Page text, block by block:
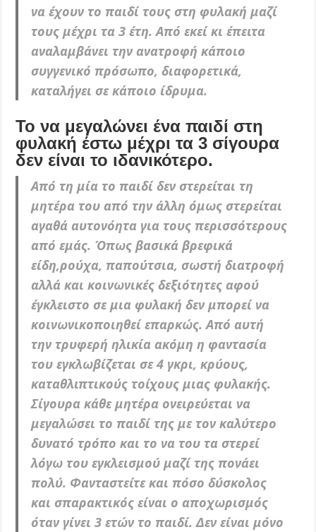
να έχουν το παιδί τους στη φυλακή μαζί
τους μέχρι τα 3 έτη. Από εκεί κι έπειτα
αναλαμβάνει την ανατροφή κάποιο
συγγενικό πρόσωπο, διαφορετικά,
καταλήγει σε κάποιο ίδρυμα.
Το να μεγαλώνει ένα παιδί στη
φυλακή έστω μέχρι τα 3 σίγουρα
δεν είναι το ιδανικότερο.
Από τη μία το παιδί δεν στερείται τη
μητέρα του από την άλλη όμως στερείται
αγαθά αυτονόητα για τους περισσότερους
από εμάς. Όπως βασικά βρεφικά
είδη,ρούχα, παπούτσια, σωστή διατροφή
αλλά και κοινωνικές δεξιότητες αφού
έγκλειστο σε μια φυλακή δεν μπορεί να
κοινωνικοποιηθεί επαρκώς. Από αυτή
την τρυφερή ηλικία ακόμη η φαντασία
του εγκλωβίζεται σε 4 γκρι, κρύους,
καταθλιπτικούς τοίχους μιας φυλακής.
Σίγουρα κάθε μητέρα ονειρεύεται να
μεγαλώσει το παιδί της με τον καλύτερο
δυνατό τρόπο και το να του τα στερεί
λόγω του εγκλεισμού μαζί της πονάει
πολύ. Φανταστείτε και πόσο δύσκολος
και σπαρακτικός είναι ο αποχωρισμός
όταν γίνει 3 ετών το παιδί. Δεν είναι μόνο